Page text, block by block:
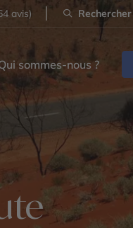
avis) Rechercher
sommes-nous ?